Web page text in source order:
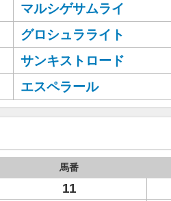
マルシゲサムライ
グロシュラライト
サンキストロード
エスペラール
馬番
11